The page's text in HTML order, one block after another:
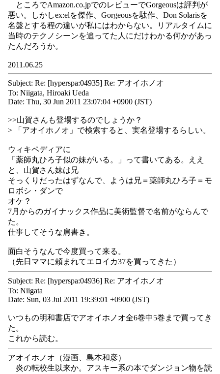
ところでAmazon.co.jpでのレビューでGorgeousは評判が
悪い。しかしex:elを傑作、Gorgeousを駄作、Don Solarisを
名盤とする程の違いが私にはわからない。リアルタイムに
当時のテクノシーンを追ってた人にだけわかる何かがあっ
たんだろうか。
2011.06.25
Subject: Re: [hyperspa:04935] Re: アオイホノオ
To: Niigata, Hiroaki Ueda
Date: Thu, 30 Jun 2011 23:07:04 +0900 (JST)
>>山賀さんも登場するのでしょうか？
> 「アオイホノオ」で検索すると、実名登場するらしい。
ウィキペディアに
「薬師丸ひろ子似の妹がいる。」って書いてある。ええ
と、山賀さん妹は兄
そっくりだったはずなんで、ようは兄＝薬師丸ひろ子＝モ
ロボシ・ダンで
オケ？
7月からのガイナックス作品に美術監督で名前がならんで
た。
仕事してそうな肩書き。
面白そうなんで今度買って来る。
（先日ママに頼まれてエロイカ37を買ってきた）
Subject: Re: [hyperspa:04936] Re: アオイホノオ
To: Niigata
Date: Sun, 03 Jul 2011 19:39:01 +0900 (JST)
いつもの明和書店でアオイホノオ全6巻中5巻まで買ってき
た。
これから読む。
アオイホノオ（漫画、島本和彦）
炎の転校生以来か。アスキー系の本でダンジョン物を読